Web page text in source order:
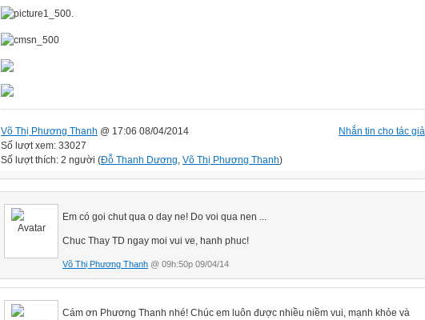
Nhắn tin cho tác giả
Võ Thị Phương Thanh @ 17:06 08/04/2014
Số lượt xem: 33027
Số lượt thích: 2 người (Đỗ Thanh Dương Võ Thị Phương Thanh)
Em có goi chut qua o day ne! Do voi qua nen ...
Chuc Thay TD ngay moi vui ve, hanh phuc!
Võ Thị Phương Thanh @ 09h:50p 09/04/14
Cám ơn Phương Thanh nhé! Chúc em luôn được nhiều niềm vui, mạnh khỏe và